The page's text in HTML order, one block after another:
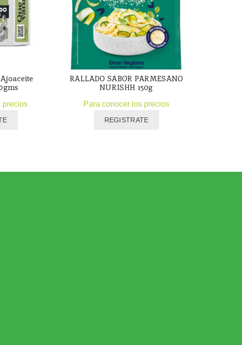
precios
RALLADO SABOR PARMESANO
NURISHH 150g
Para conocer los precios
REGISTRATE